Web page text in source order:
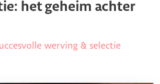
het geheim achter
werving & selectie